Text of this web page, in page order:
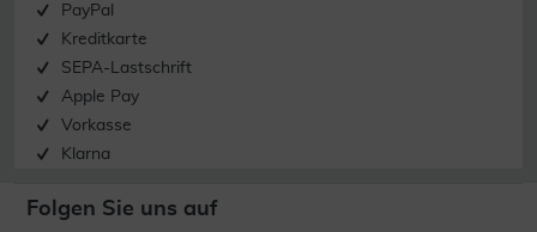
PayPal
Kreditkarte
SEPA-Lastschrift
Apple Pay
Vorkasse
Klarna
Folgen Sie uns auf